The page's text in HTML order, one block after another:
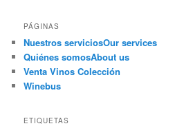
PÁGINAS
Nuestros serviciosOur services
Quiénes somosAbout us
Venta Vinos Colección
Winebus
ETIQUETAS